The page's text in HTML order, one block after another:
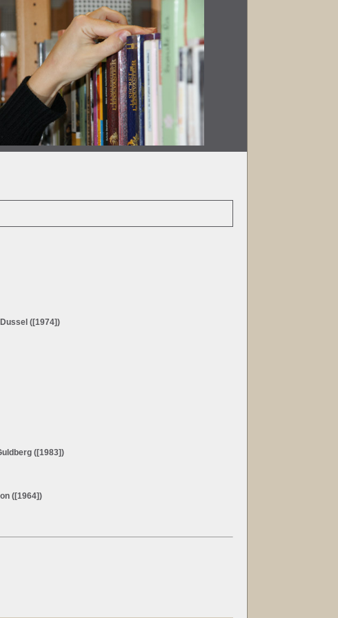
([1974])
([1983])
([1964])